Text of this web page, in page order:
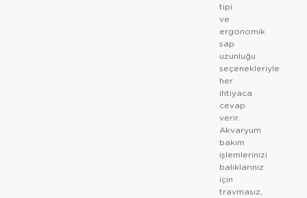
tipi
ve
ergonomik
sap
uzunluğu
seçenekleriyle
her
ihtiyaca
cevap
verir.
Akvaryum
bakım
işlemlerinizi
balıklarınız
için
travmasız,